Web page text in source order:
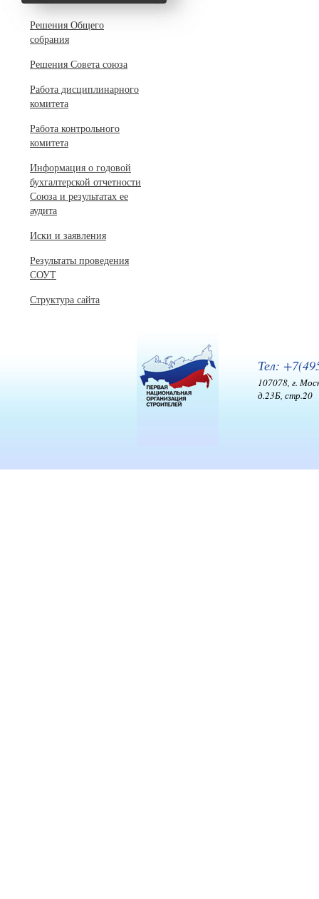
Решения Общего
собрания
Решения Совета союза
Работа дисциплинарного
комитета
Работа контрольного
комитета
Информация о годовой
бухгалтерской отчетности
Союза и результатах ее
аудита
Иски и заявления
Результаты проведения
СОУТ
Структура сайта
Тел:
107078, г.
д.23Б, стр.20